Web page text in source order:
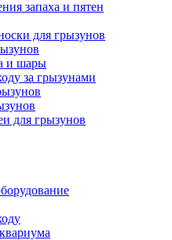
запаха и пятен
для грызунов
и шары
за грызунами
для грызунов